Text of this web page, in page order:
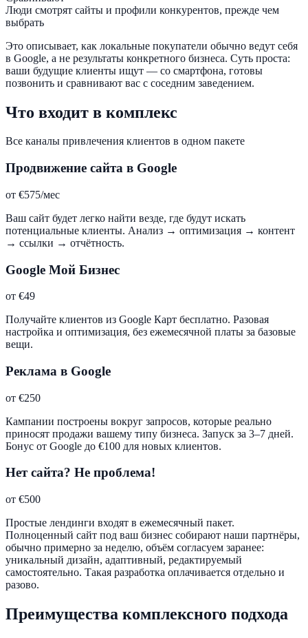
Люди смотрят сайты и профили конкурентов, прежде чем
выбрать
Это описывает, как локальные покупатели обычно ведут себя
в Google, а не результаты конкретного бизнеса. Суть проста:
ваши будущие клиенты ищут — со смартфона, готовы
позвонить и сравнивают вас с соседним заведением.
Что входит в комплекс
Все каналы привлечения клиентов в одном пакете
Продвижение сайта в Google
от €575/мес
Ваш сайт будет легко найти везде, где будут искать
потенциальные клиенты. Анализ → оптимизация → контент
→ ссылки → отчётность.
Google Мой Бизнес
от €49
Получайте клиентов из Google Карт бесплатно. Разовая
настройка и оптимизация, без ежемесячной платы за базовые
вещи.
Реклама в Google
от €250
Кампании построены вокруг запросов, которые реально
приносят продажи вашему типу бизнеса. Запуск за 3–7 дней.
Бонус от Google до €100 для новых клиентов.
Нет сайта? Не проблема!
от €500
Простые лендинги входят в ежемесячный пакет.
Полноценный сайт под ваш бизнес собирают наши партнёры,
обычно примерно за неделю, объём согласуем заранее:
уникальный дизайн, адаптивный, редактируемый
самостоятельно. Такая разработка оплачивается отдельно и
разово.
Преимущества комплексного подхода